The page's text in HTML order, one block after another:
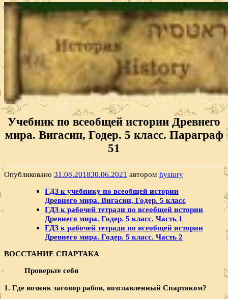
Учебник по всеобщей истории Древнего
мира. Вигасин, Годер. 5 класс. Параграф
51
Опубликовано 31.08.201830.06.2021 автором hystory
ГДЗ к учебнику по всеобщей истории
Древнего мира. Вигасин, Годер. 5 класс
ГДЗ к рабочей тетради по всеобщей истории
Древнего мира. Годер. 5 класс. Часть 1
ГДЗ к рабочей тетради по всеобщей истории
Древнего мира. Годер. 5 класс. Часть 2
ВОССТАНИЕ СПАРТАКА
Проверьте себя
1. Где возник заговор рабов, возглавленный Спарта­ком?